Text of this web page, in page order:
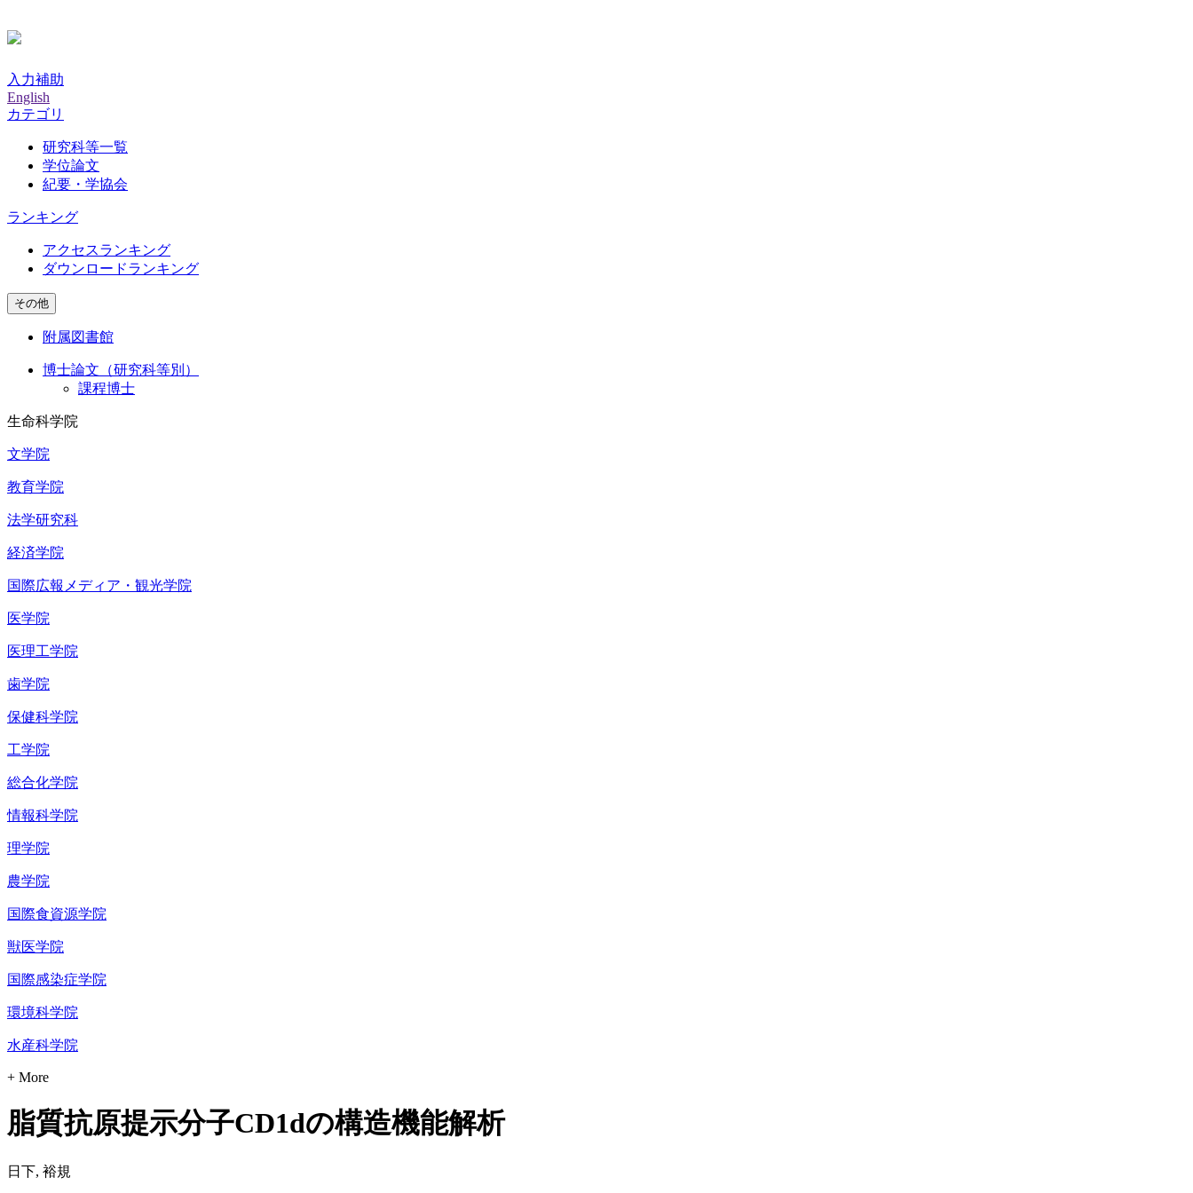
入力補助
English
カテゴリ
研究科等一覧
学位論文
紀要・学協会
ランキング
アクセスランキング
ダウンロードランキング
その他
附属図書館
博士論文（研究科等別）
課程博士
生命科学院
文学院
教育学院
法学研究科
経済学院
国際広報メディア・観光学院
医学院
医理工学院
歯学院
保健科学院
工学院
総合化学院
情報科学院
理学院
農学院
国際食資源学院
獣医学院
国際感染症学院
環境科学院
水産科学院
+ More
脂質抗原提示分子CD1dの構造機能解析
日下, 裕規